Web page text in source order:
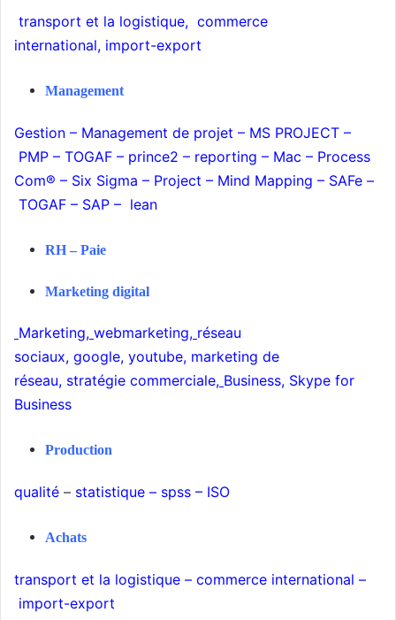
transport et la logistique, commerce
international, import-export
Management
Gestion – Management de projet – MS PROJECT –
PMP – TOGAF – prince2 – reporting – Mac – Process
Com® – Six Sigma – Project – Mind Mapping – SAFe –
TOGAF – SAP – lean
RH – Paie
Marketing digital
Marketing, webmarketing, réseau
sociaux, google, youtube, marketing de
réseau, stratégie commerciale, Business, Skype for
Business
Production
qualité – statistique – spss – ISO
Achats
transport et la logistique – commerce international –
import-export